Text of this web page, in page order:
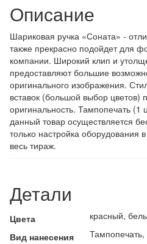
Описание
Шариковая ручка «Соната» -
также прекрасно подойдет для
компании. Широкий клип и
предоставляют большие
оригинального изображения.
вставок (большой выбор цветов)
оригинальность. Тампопечать
данный товар осуществляется
только настройка оборудования
весь тираж.
Детали
Цвета
красный,
Вид нанесения